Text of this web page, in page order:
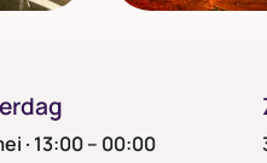
Live
· 13:00 – 00:00